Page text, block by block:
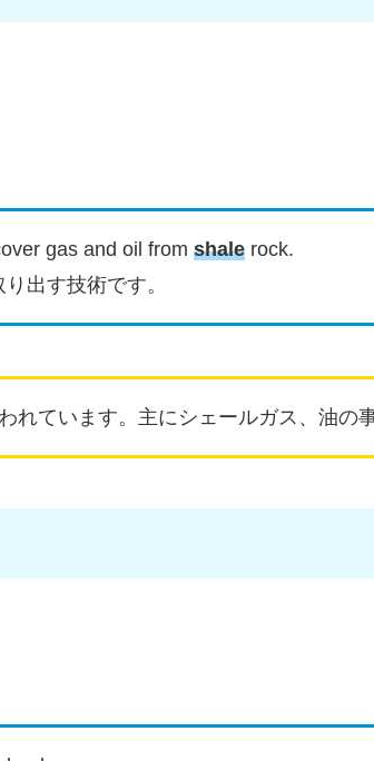
gas and oil from shale rock.
出す技術です。
れています。主にシェールガス、油の事